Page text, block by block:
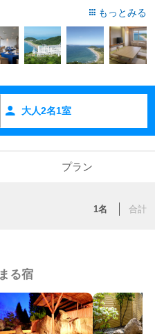
もっとみる
大人2名1室
プラン
1名 合計
る宿